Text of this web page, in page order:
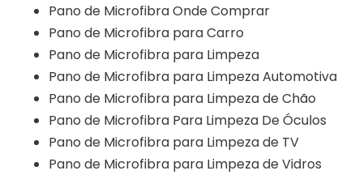
Pano de Microfibra Onde Comprar
Pano de Microfibra para Carro
Pano de Microfibra para Limpeza
Pano de Microfibra para Limpeza Automotiva
Pano de Microfibra para Limpeza de Chão
Pano de Microfibra Para Limpeza De Óculos
Pano de Microfibra para Limpeza de TV
Pano de Microfibra para Limpeza de Vidros